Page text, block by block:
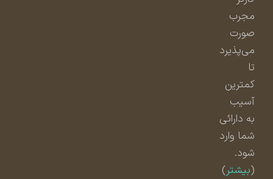
مجرب
صورت
می‌پذیرد
کمترین
آسیب
به دارائی
شما وارد
شود.
بیشتر)